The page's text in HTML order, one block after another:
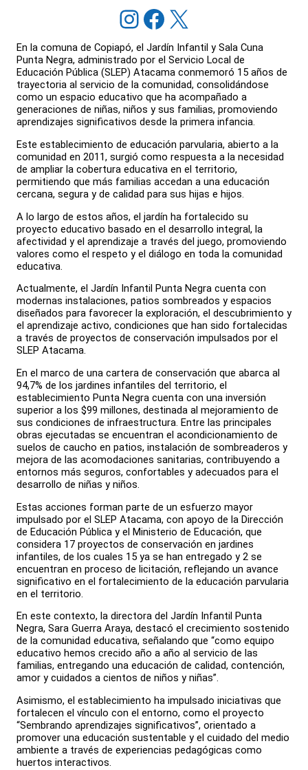
Instagram Facebook X
En la comuna de Copiapó, el Jardín Infantil y Sala Cuna
Punta Negra, administrado por el Servicio Local de
Educación Pública (SLEP) Atacama conmemoró 15 años de
trayectoria al servicio de la comunidad, consolidándose
como un espacio educativo que ha acompañado a
generaciones de niñas, niños y sus familias, promoviendo
aprendizajes significativos desde la primera infancia.
Este establecimiento de educación parvularia, abierto a la
comunidad en 2011, surgió como respuesta a la necesidad
de ampliar la cobertura educativa en el territorio,
permitiendo que más familias accedan a una educación
cercana, segura y de calidad para sus hijas e hijos.
A lo largo de estos años, el jardín ha fortalecido su
proyecto educativo basado en el desarrollo integral, la
afectividad y el aprendizaje a través del juego, promoviendo
valores como el respeto y el diálogo en toda la comunidad
educativa.
Actualmente, el Jardín Infantil Punta Negra cuenta con
modernas instalaciones, patios sombreados y espacios
diseñados para favorecer la exploración, el descubrimiento y
el aprendizaje activo, condiciones que han sido fortalecidas
a través de proyectos de conservación impulsados por el
SLEP Atacama.
En el marco de una cartera de conservación que abarca al
94,7% de los jardines infantiles del territorio, el
establecimiento Punta Negra cuenta con una inversión
superior a los $99 millones, destinada al mejoramiento de
sus condiciones de infraestructura. Entre las principales
obras ejecutadas se encuentran el acondicionamiento de
suelos de caucho en patios, instalación de sombreaderos y
mejora de las acomodaciones sanitarias, contribuyendo a
entornos más seguros, confortables y adecuados para el
desarrollo de niñas y niños.
Estas acciones forman parte de un esfuerzo mayor
impulsado por el SLEP Atacama, con apoyo de la Dirección
de Educación Pública y el Ministerio de Educación, que
considera 17 proyectos de conservación en jardines
infantiles, de los cuales 15 ya se han entregado y 2 se
encuentran en proceso de licitación, reflejando un avance
significativo en el fortalecimiento de la educación parvularia
en el territorio.
En este contexto, la directora del Jardín Infantil Punta
Negra, Sara Guerra Araya, destacó el crecimiento sostenido
de la comunidad educativa, señalando que “como equipo
educativo hemos crecido año a año al servicio de las
familias, entregando una educación de calidad, contención,
amor y cuidados a cientos de niños y niñas”.
Asimismo, el establecimiento ha impulsado iniciativas que
fortalecen el vínculo con el entorno, como el proyecto
“Sembrando aprendizajes significativos”, orientado a
promover una educación sustentable y el cuidado del medio
ambiente a través de experiencias pedagógicas como
huertos interactivos.